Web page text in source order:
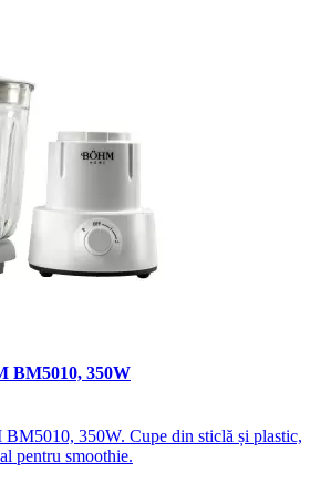
BM5010, 350W
350W. Cupe din sticlă și plastic,
pentru smoothie.